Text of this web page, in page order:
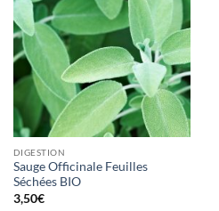
souhaits
DIGESTION
Sauge Officinale Feuilles
Séchées BIO
3,50€